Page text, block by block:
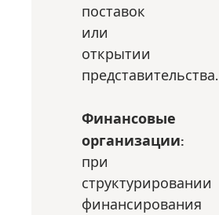
поставок
или
открытии
представительства.
Финансовые
организации:
при
структурировании
финансирования